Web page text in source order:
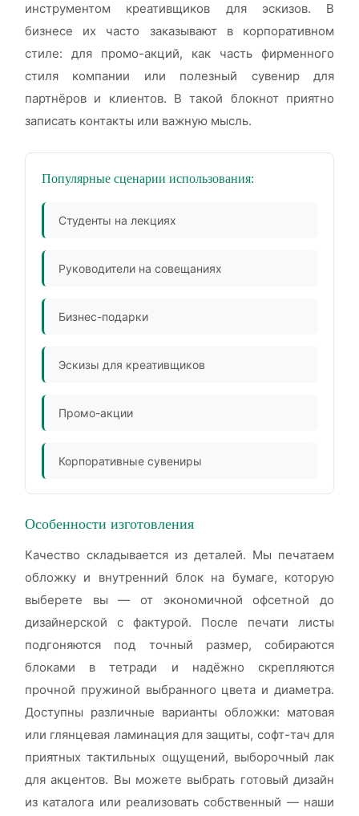
инструментом креативщиков для эскизов. В
бизнесе их часто заказывают в корпоративном
стиле: для промо-акций, как часть фирменного
стиля компании или полезный сувенир для
партнёров и клиентов. В такой блокнот приятно
записать контакты или важную мысль.
Популярные сценарии использования:
Студенты на лекциях
Руководители на совещаниях
Бизнес-подарки
Эскизы для креативщиков
Промо-акции
Корпоративные сувениры
Особенности изготовления
Качество складывается из деталей. Мы печатаем
обложку и внутренний блок на бумаге, которую
выберете вы — от экономичной офсетной до
дизайнерской с фактурой. После печати листы
подгоняются под точный размер, собираются
блоками в тетради и надёжно скрепляются
прочной пружиной выбранного цвета и диаметра.
Доступны различные варианты обложки: матовая
или глянцевая ламинация для защиты, софт-тач для
приятных тактильных ощущений, выборочный лак
для акцентов. Вы можете выбрать готовый дизайн
из каталога или реализовать собственный — наши